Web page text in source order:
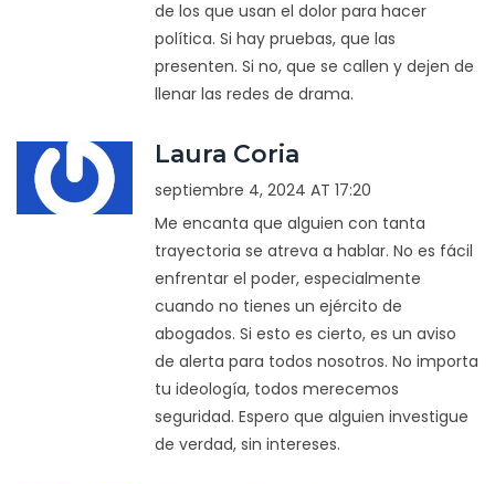
de los que usan el dolor para hacer
política. Si hay pruebas, que las
presenten. Si no, que se callen y dejen de
llenar las redes de drama.
Laura Coria
septiembre 4, 2024 AT 17:20
Me encanta que alguien con tanta
trayectoria se atreva a hablar. No es fácil
enfrentar el poder, especialmente
cuando no tienes un ejército de
abogados. Si esto es cierto, es un aviso
de alerta para todos nosotros. No importa
tu ideología, todos merecemos
seguridad. Espero que alguien investigue
de verdad, sin intereses.